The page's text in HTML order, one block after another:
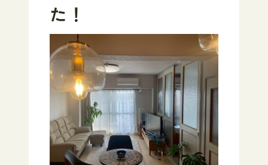
た！